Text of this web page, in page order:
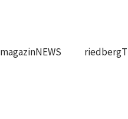
magazinNEWS